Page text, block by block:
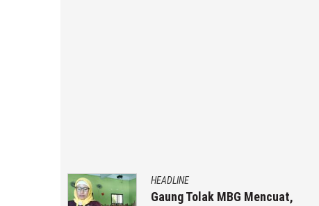
HEADLINE
Gaung Tolak MBG Mencuat,